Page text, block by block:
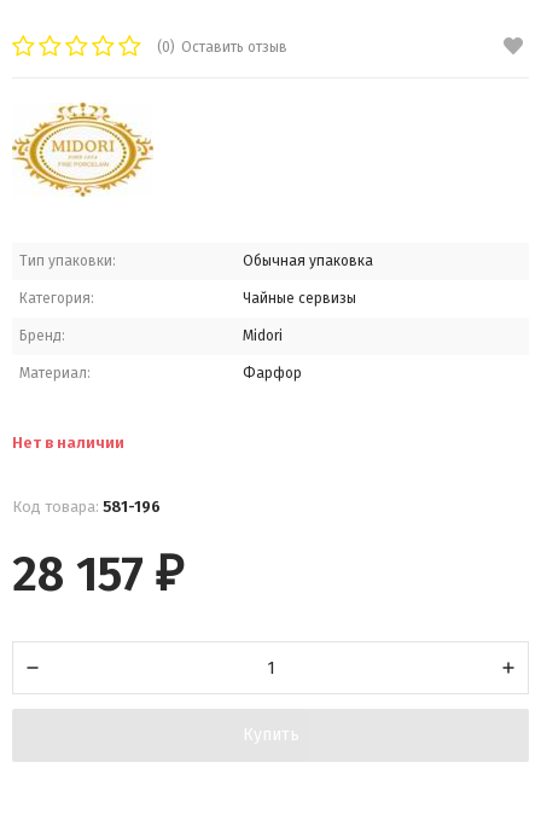
(0) Оставить отзыв
Тип упаковки: Обычная упаковка
Категория: Чайные сервизы
Бренд: Midori
Материал: Фарфор
Нет в наличии
Код товара: 581-196
28 157 ₽
Купить